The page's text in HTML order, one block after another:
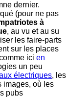
dernier.
(pour ne pas
à
, au vu et au su
les faire-parts
sur les places
ici en
un peu
électriques, les
images, où les
pubs